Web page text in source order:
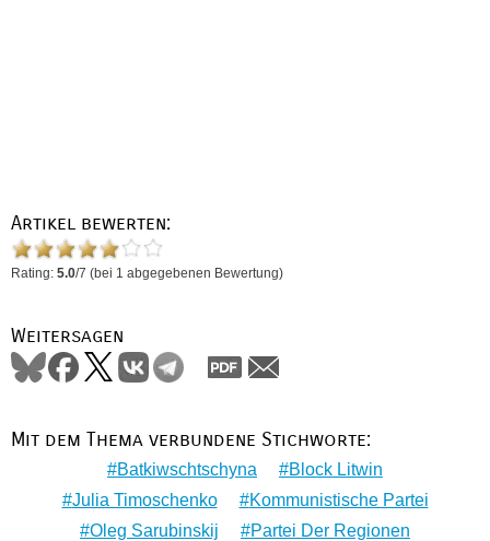
Artikel bewerten:
Rating: 5.0/7 (bei 1 abgegebenen Bewertung)
Weitersagen
Mit dem Thema verbundene Stichworte:
Batkiwschtschyna
Block Litwin
Julia Timoschenko
Kommunistische Partei
Oleg Sarubinskij
Partei Der Regionen